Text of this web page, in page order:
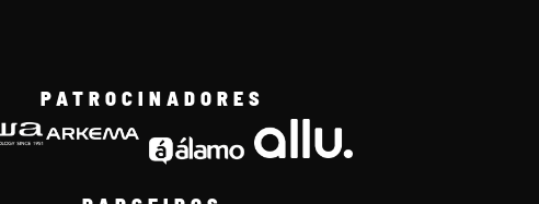
PATROCINADORES